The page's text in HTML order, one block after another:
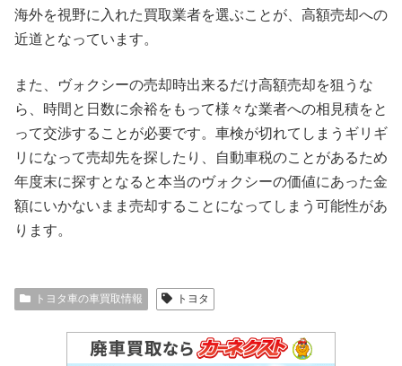
海外を視野に入れた買取業者を選ぶことが、高額売却への
近道となっています。
また、ヴォクシーの売却時出来るだけ高額売却を狙うな
ら、時間と日数に余裕をもって様々な業者への相見積をと
って交渉することが必要です。車検が切れてしまうギリギ
リになって売却先を探したり、自動車税のことがあるため
年度末に探すとなると本当のヴォクシーの価値にあった金
額にいかないまま売却することになってしまう可能性があ
ります。
トヨタ車の車買取情報 トヨタ